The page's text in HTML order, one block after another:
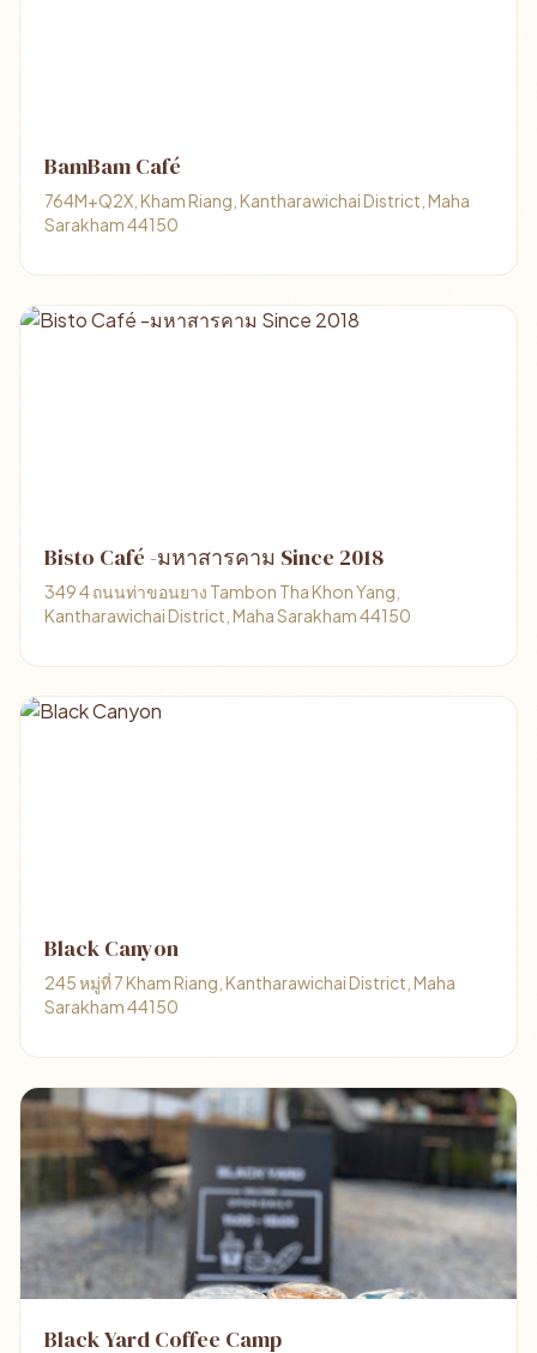
BamBam Café
764M+Q2X, Kham Riang, Kantharawichai District, Maha
Sarakham 44150
Bisto Café -มหาสารคาม Since 2018
349 4 ถนนท่าขอนยาง Tambon Tha Khon Yang,
Kantharawichai District, Maha Sarakham 44150
Black Canyon
245 หมู่ที่ 7 Kham Riang, Kantharawichai District, Maha
Sarakham 44150
Black Yard Coffee Camp